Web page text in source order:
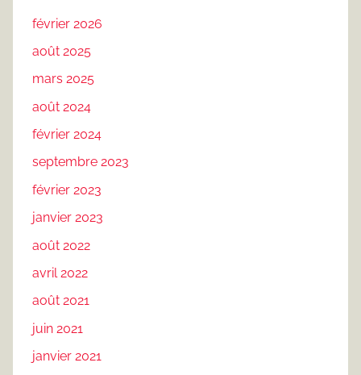
février 2026
août 2025
mars 2025
août 2024
février 2024
septembre 2023
février 2023
janvier 2023
août 2022
avril 2022
août 2021
juin 2021
janvier 2021